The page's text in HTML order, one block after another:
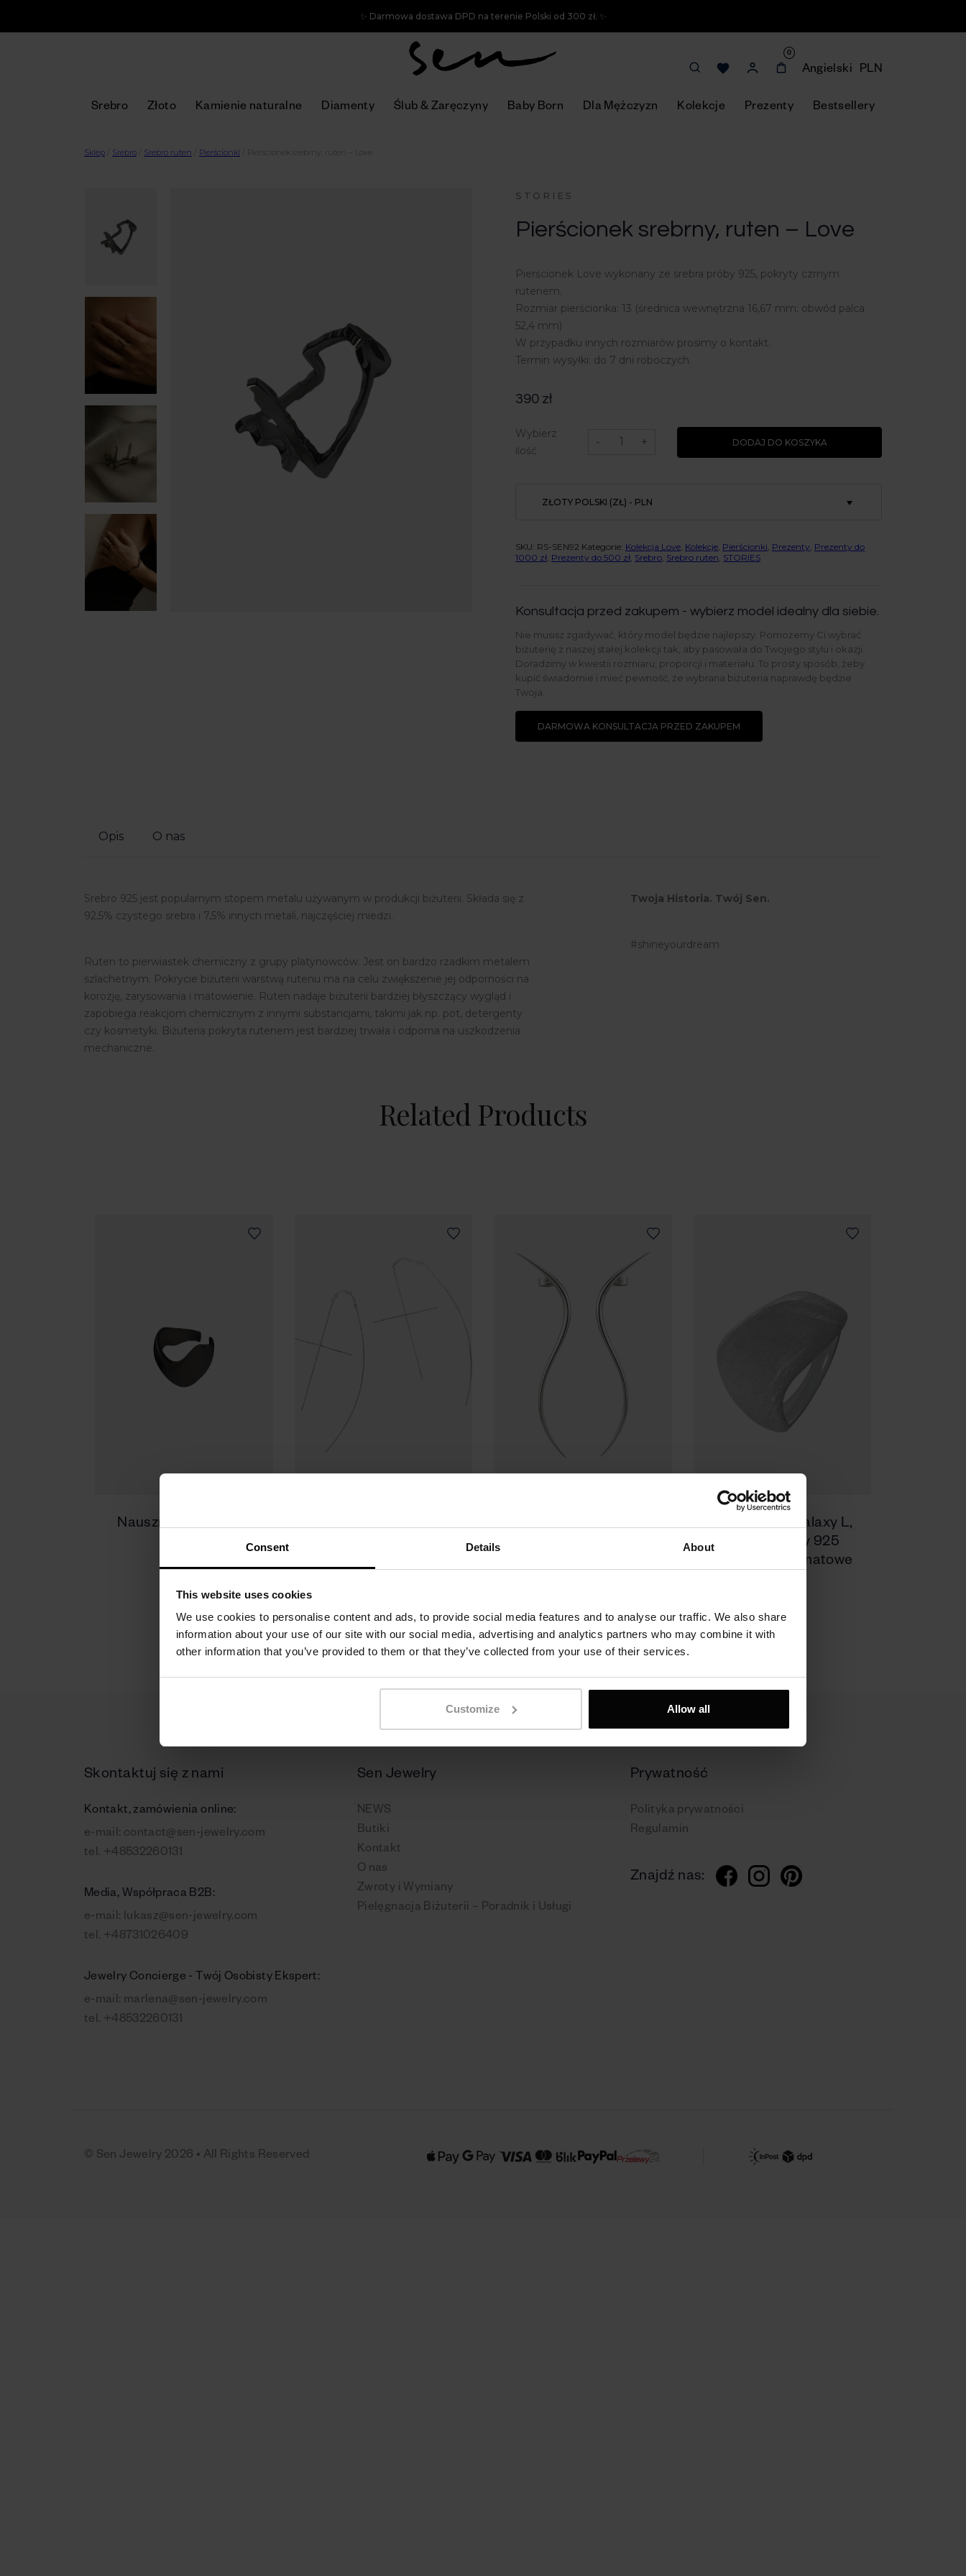
Consent Details About
This website uses cookies
We use cookies to personalise content and ads, to provide social media features and to analyse our traffic. We also share
information about your use of our site with our social media, advertising and analytics partners who may combine it with
other information that you’ve provided to them or that they’ve collected from your use of their services.
Customize Allow all
✨ Darmowa dostawa DPD na terenie Polski od 300 zł. ✨
0
Angielski PLN
Srebro Złoto Kamienie naturalne Diamenty Ślub & Zaręczyny Baby Born Dla Mężczyzn Kolekcje Prezenty Bestsellery
Sklep Srebro Srebro ruten Pierścionki Pierścionek srebrny, ruten – Love
STORIES
Pierścionek srebrny, ruten – Love
Pierścionek Love wykonany ze srebra próby 925, pokryty czrnym
rutenem.
Rozmiar pierścionka: 13 (średnica wewnętrzna 16,67 mm; obwód palca
52,4 mm)
W przypadku innych rozmiarów prosimy o kontakt.
Termin wysyłki: do 7 dni roboczych.
390 zł
Wybierz
ilość
Pierścionek
- + DODAJ DO KOSZYKA
ZŁOTY POLSKI (ZŁ) - PLN
SKU: RS-SEN92 Kategorie: Kolekcja Love, Kolekcje, Pierścionki, Prezenty, Prezenty do
1000 zł, Prezenty do 500 zł, Srebro, Srebro ruten, STORIES
Konsultacja przed zakupem - wybierz model idealny dla siebie.
Nie musisz zgadywać, który model będzie najlepszy. Pomożemy Ci wybrać
biżuterię z naszej stałej kolekcji tak, aby pasowała do Twojego stylu i okazji.
Doradzimy w kwestii rozmiaru, proporcji i materiału. To prosty sposób, żeby
kupić świadomie i mieć pewność, że wybrana biżuteria naprawdę będzie
Twoja.
DARMOWA KONSULTACJA PRZED ZAKUPEM
Opis O nas
Srebro 925 jest popularnym stopem metalu używanym w produkcji biżuterii. Składa się z
92,5% czystego srebra i 7,5% innych metali, najczęściej miedzi.
Ruten to pierwiastek chemiczny z grupy platynowców. Jest on bardzo rzadkim metalem
szlachetnym. Pokrycie biżuterii warstwą rutenu ma na celu zwiększenie jej odporności na
korozję, zarysowania i matowienie. Ruten nadaje biżuterii bardziej błyszczący wygląd i
zapobiega reakcjom chemicznym z innymi substancjami, takimi jak np. pot, detergenty
czy kosmetyki. Biżuteria pokryta rutenem jest bardziej trwała i odporna na uszkodzenia
mechaniczne.
Twoja Historia. Twój Sen.
#shineyourdream
Related Products
Nausznica srebrna -
Kolczyki Cross, srebro
Kolczyki srebrne - Trig
Pierścionek Galaxy L,
srebro próby 925
wykończenie matowe
Skontaktuj się z nami
Kontakt, zamówienia online:
e-mail: contact@sen-jewelry.com
tel. +48532260131
Media, Współpraca B2B:
e-mail: lukasz@sen-jewelry.com
tel. +48731026409
Jewelry Concierge - Twój Osobisty Ekspert:
e-mail: marlena@sen-jewelry.com
tel. +48532260131
Sen Jewelry
NEWS
Butiki
Kontakt
O nas
Zwroty i Wymiany
Pielęgnacja Biżuterii – Poradnik i Usługi
Prywatność
Polityka prywatności
Regulamin
Znajdź nas:
© Sen Jewelry 2026 • All Rights Reserved